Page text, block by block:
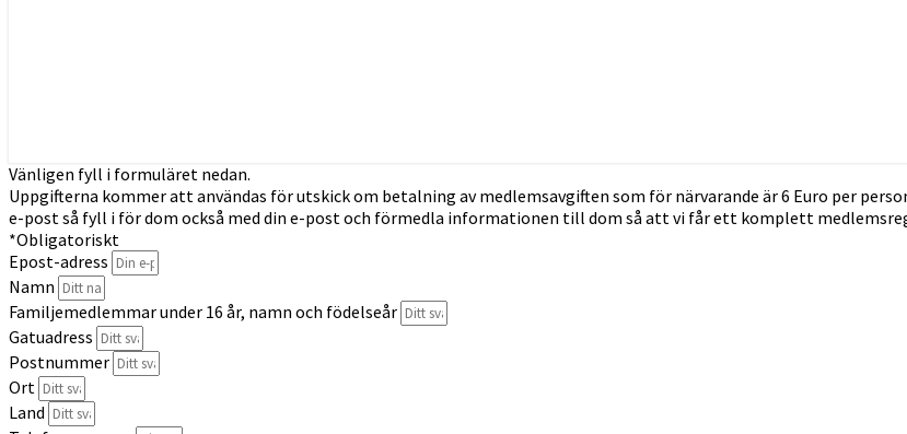
Vänligen fyll i formuläret nedan.
Uppgifterna kommer att användas för utskick om betalning av medlemsavgiften som för närvarande är 6 Euro per
e-post så fyll i för dom också med din e-post och förmedla informationen till dom så att vi får ett komplett
*Obligatoriskt
Epost-adress
Namn
Familjemedlemmar under 16 år, namn och födelseår
Gatuadress
Postnummer
Ort
Land